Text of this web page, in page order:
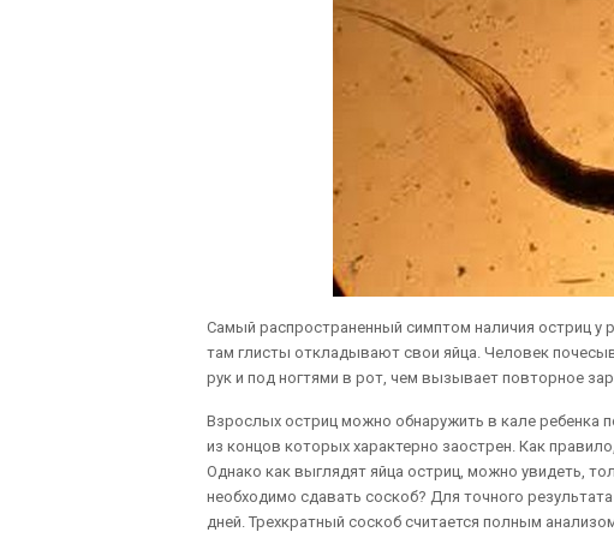
Самый распространенный симптом наличия остриц у
там глисты откладывают свои яйца. Человек
рук и под ногтями в рот, чем вызывает повторное
Взрослых остриц можно обнаружить в кале ребенка
из концов которых характерно заострен. Как
Однако как выглядят яйца остриц, можно увидеть,
необходимо сдавать соскоб? Для точного
дней. Трехкратный соскоб считается полным